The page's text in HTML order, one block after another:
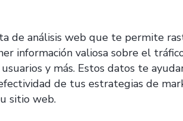
de análisis web que te permite
información valiosa sobre el
y más. Estos datos te
de tus estrategias de
sitio web.